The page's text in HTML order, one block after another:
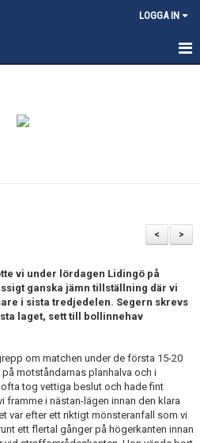
LOGGA IN
>
<
vi under lördagen Lidingö på
ganska jämn tillställning där vi
i sista tredjedelen. Segern skrevs
laget, sett till bollinnehav
om matchen under de första 15-20
motståndarnas planhalva och i
tog vettiga beslut och hade fint
framme i nästan-lägen innan den klara
var efter ett riktigt mönsteranfall som vi
ett flertal gånger på högerkanten innan